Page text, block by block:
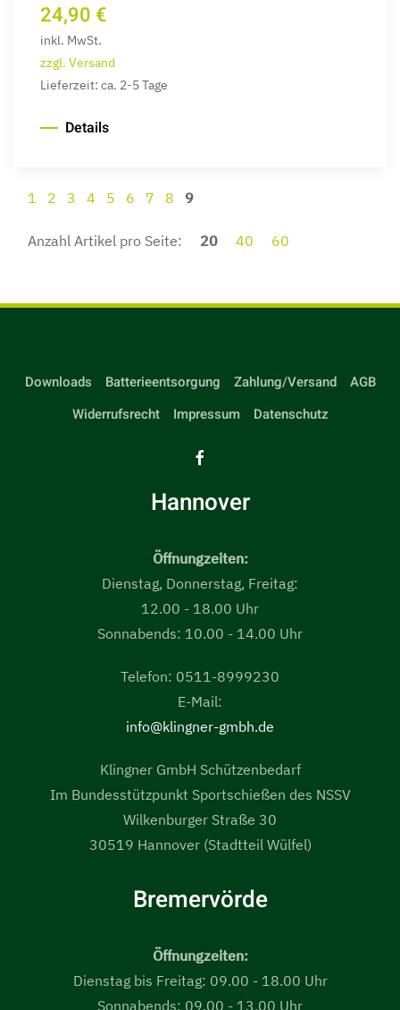
24,90 €
inkl. MwSt.
zzgl. Versand
Lieferzeit: ca. 2-5 Tage
Details
1 2 3 4 5 6 7 8 9
Anzahl Artikel pro Seite: 20 40 60
Downloads Batterieentsorgung Zahlung/Versand
AGB
Widerrufsrecht
Impressum Datenschutz
Hannover
Öffnungzeiten:
Dienstag, Donnerstag, Freitag:
12.00 - 18.00 Uhr
Sonnabends: 10.00 - 14.00 Uhr
Telefon: 0511-8999230
E-Mail:
info@klingner-gmbh.de
Klingner GmbH Schützenbedarf
Im Bundesstützpunkt Sportschießen des NSSV
Wilkenburger Straße 30
30519 Hannover (Stadtteil Wülfel)
Bremervörde
Öffnungzeiten:
Dienstag bis Freitag: 09.00 - 18.00 Uhr
Sonnabends: 09.00 - 13.00 Uhr